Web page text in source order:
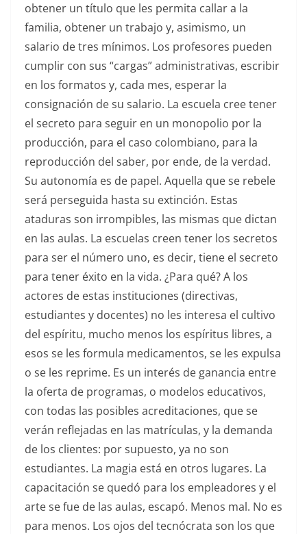
obtener un título que les permita callar a la
familia, obtener un trabajo y, asimismo, un
salario de tres mínimos. Los profesores pueden
cumplir con sus “cargas” administrativas, escribir
en los formatos y, cada mes, esperar la
consignación de su salario. La escuela cree tener
el secreto para seguir en un monopolio por la
producción, para el caso colombiano, para la
reproducción del saber, por ende, de la verdad.
Su autonomía es de papel. Aquella que se rebele
será perseguida hasta su extinción. Estas
ataduras son irrompibles, las mismas que dictan
en las aulas. La escuelas creen tener los secretos
para ser el número uno, es decir, tiene el secreto
para tener éxito en la vida. ¿Para qué? A los
actores de estas instituciones (directivas,
estudiantes y docentes) no les interesa el cultivo
del espíritu, mucho menos los espíritus libres, a
esos se les formula medicamentos, se les expulsa
o se les reprime. Es un interés de ganancia entre
la oferta de programas, o modelos educativos,
con todas las posibles acreditaciones, que se
verán reflejadas en las matrículas, y la demanda
de los clientes: por supuesto, ya no son
estudiantes. La magia está en otros lugares. La
capacitación se quedó para los empleadores y el
arte se fue de las aulas, escapó. Menos mal. No es
para menos. Los ojos del tecnócrata son los que